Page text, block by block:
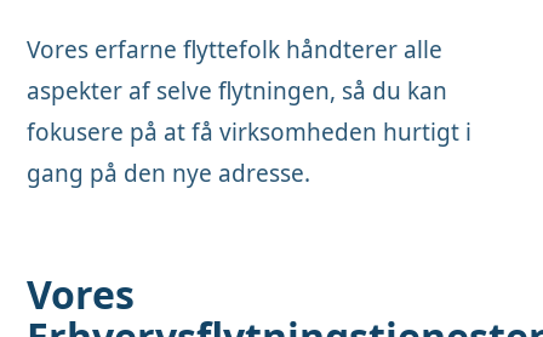
Vores erfarne flyttefolk håndterer alle
aspekter af selve flytningen, så du kan
fokusere på at få virksomheden hurtigt i
gang på den nye adresse.
Vores